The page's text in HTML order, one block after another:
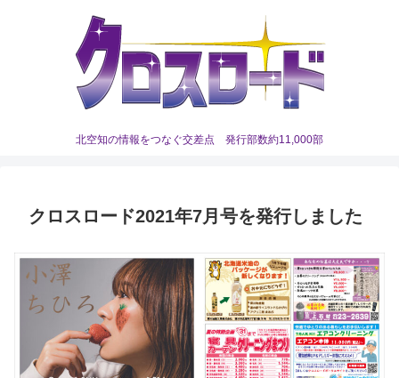
北空知の情報をつなぐ交差点 発行部数約11,000部
クロスロード2021年7月号を発行しました